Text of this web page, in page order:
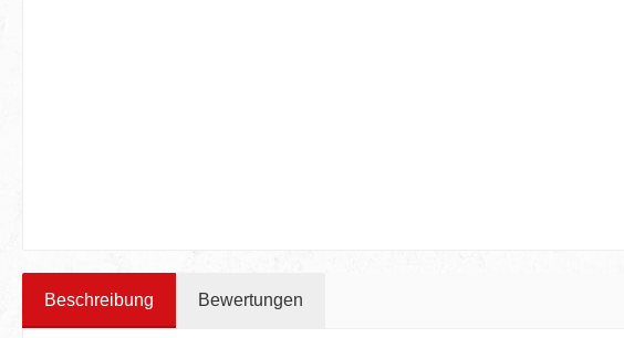
Beschreibung Bewertungen